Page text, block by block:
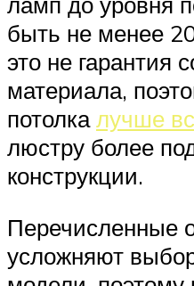
быть не менее
это не гарантия
материала,
потолкалучше
люстру более
конструкции.
Перечисленные
усложняют